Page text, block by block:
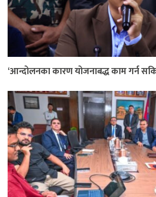
‘आन्दोलनका कारण योजनाबद्ध काम गर्न